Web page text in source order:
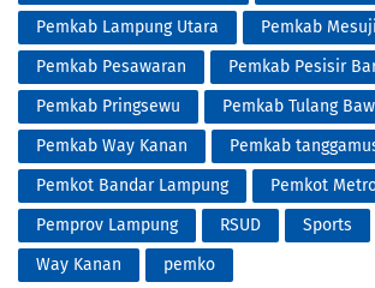
Pemkab Lampung Utara
Pemkab Mesuji
Pemkab Pesawaran
Pemkab Pesisir
Pemkab Pringsewu
Pemkab Tulang
Pemkab Way Kanan
Pemkab
Pemkot Bandar Lampung
Pemkot
Pemprov Lampung
RSUD Sports
Way Kanan
pemko